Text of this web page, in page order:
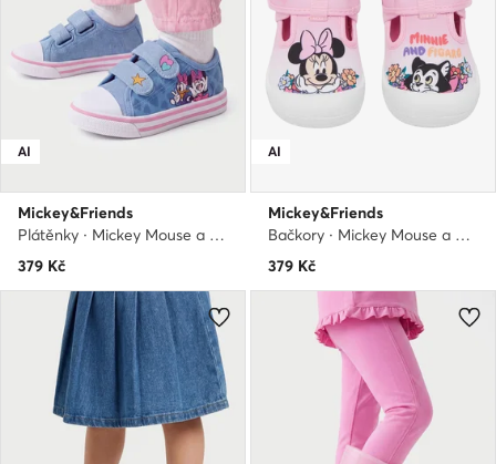
AI
Mickey&Friends
Plátěnky · Mickey Mouse a přátelé · Modrá
379 Kč
AI
Mickey&Friends
Bačkory · Mickey Mouse a přátelé · Růžová
379 Kč